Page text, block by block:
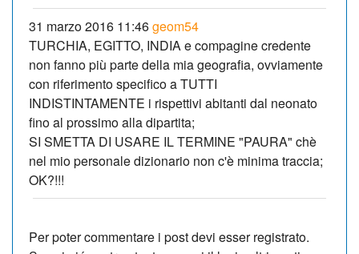
31 marzo 2016 11:46geom54
TURCHIA, EGITTO, INDIA e compagine credente
non fanno più parte della mia geografia, ovviamente
con riferimento specifico a TUTTI
INDISTINTAMENTE i rispettivi abitanti dal neonato
fino al prossimo alla dipartita;
SI SMETTA DI USARE IL TERMINE "PAURA" chè
nel mio personale dizionario non c'è minima traccia;
OK?!!!
Per poter commentare i post devi esser registrato.